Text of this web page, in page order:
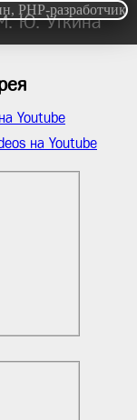
Youtube
на Youtube